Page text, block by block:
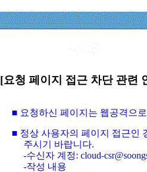
[요청 페이지 접근 차단 관련
■ 요청하신 페이지는 웹공격으
■ 정상 사용자의 페이지 접근인
주시기 바랍니다.
-수신자 계정: cloud-
-작성 내용